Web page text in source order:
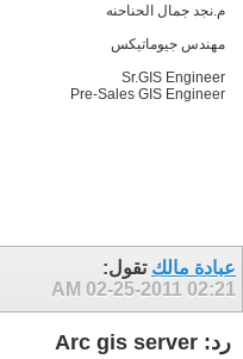
م.نجد جمال الحناحنه
مهندس جيوماتيكس
Sr.GIS Engineer
Pre-Sales GIS Engineer
عبادة مالك تقول:
02-25-2011 02:21 AM
رد: Arc gis server